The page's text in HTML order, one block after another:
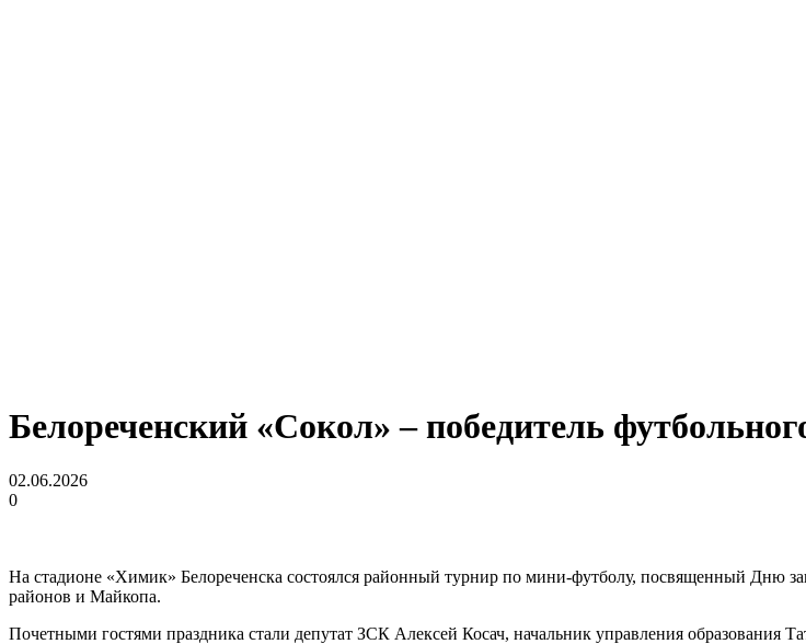
Белореченский «Сокол» – победитель
02.06.2026
0
На стадионе «Химик» Белореченска состоялся районный турнир по мини-футболу, посвященный Дню
районов и Майкопа.
Почетными гостями праздника стали депутат ЗСК Алексей Косач, начальник управления образования